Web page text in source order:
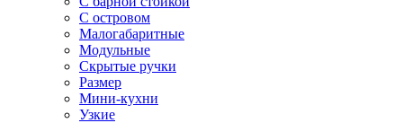
С островом
Малогабаритные
Модульные
Скрытые ручки
Размер
Мини-кухни
Узкие